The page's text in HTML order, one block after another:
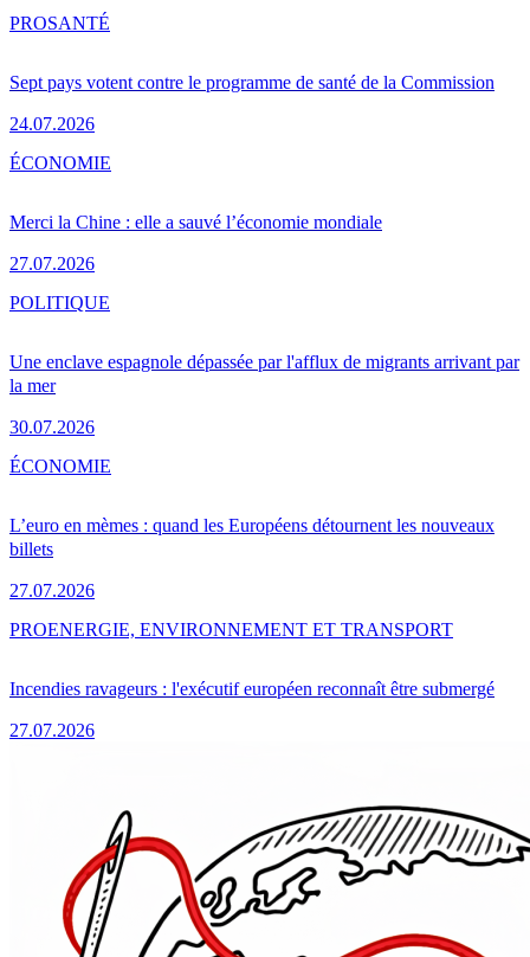
Sept pays votent contre le programme de santé de la Commission
24.07.2026
PROSANTÉ
Merci la Chine : elle a sauvé l’économie mondiale
27.07.2026
ÉCONOMIE
Une enclave espagnole dépassée par l'afflux de migrants arrivant par
la mer
30.07.2026
POLITIQUE
L’euro en mèmes : quand les Européens détournent les nouveaux
billets
27.07.2026
ÉCONOMIE
Incendies ravageurs : l'exécutif européen reconnaît être submergé
27.07.2026
PROENERGIE, ENVIRONNEMENT ET TRANSPORT